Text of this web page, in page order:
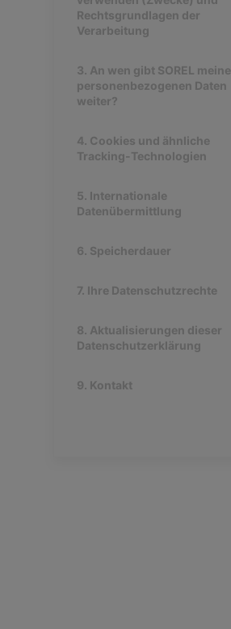
Rechtsgrundlagen der
Verarbeitung
3. An wen gibt SOREL meine
personenbezogenen Daten
weiter?
4. Cookies und ähnliche
Tracking-Technologien
5. Internationale
Datenübermittlung
6. Speicherdauer
7. Ihre Datenschutzrechte
8. Aktualisierungen dieser
Datenschutzerklärung
9. Kontakt